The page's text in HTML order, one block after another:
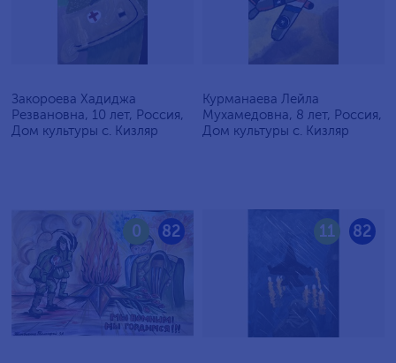
Закороева Хадиджа
Резвановна, 10 лет, Россия,
Дом культуры с. Кизляр
Курманаева Лейла
Мухамедовна, 8 лет, Россия,
Дом культуры с. Кизляр
82
0 82
11